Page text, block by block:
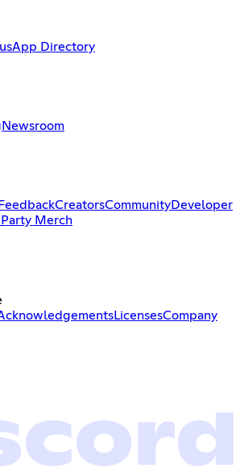
App Directory
Newsroom
FeedbackCreatorsCommunityDeveloper
Merch
LicensesCompany